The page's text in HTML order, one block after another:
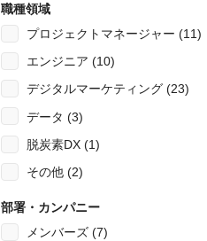
職種領域
プロジェクトマネージャー (11)
エンジニア (10)
デジタルマーケティング (23)
データ (3)
脱炭素DX (1)
その他 (2)
部署・カンパニー
メンバーズ (7)